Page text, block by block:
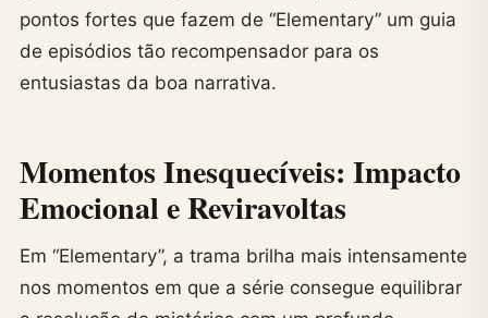
pontos fortes que fazem de “Elementary” um guia
de episódios tão recompensador para os
entusiastas da boa narrativa.
Momentos Inesquecíveis: Impacto
Emocional e Reviravoltas
Em “Elementary”, a trama brilha mais intensamente
nos momentos em que a série consegue equilibrar